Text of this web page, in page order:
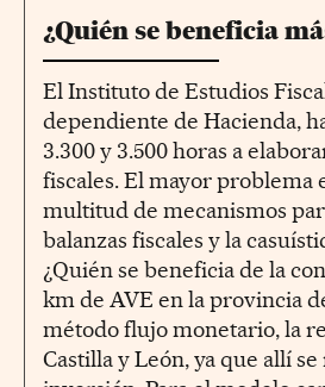
¿Quién se beneficia
El Instituto de Estudios
dependiente de Hacienda,
3.300 y 3.500 horas a
fiscales. El mayor problema
multitud de mecanismos
balanzas fiscales y la
¿Quién se beneficia de la
km de AVE en la provincia
método flujo monetario, la
Castilla y León, ya que allí